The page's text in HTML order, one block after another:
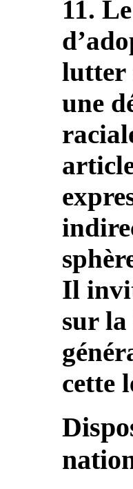
11.
lutter
une
Il
sur la
cette